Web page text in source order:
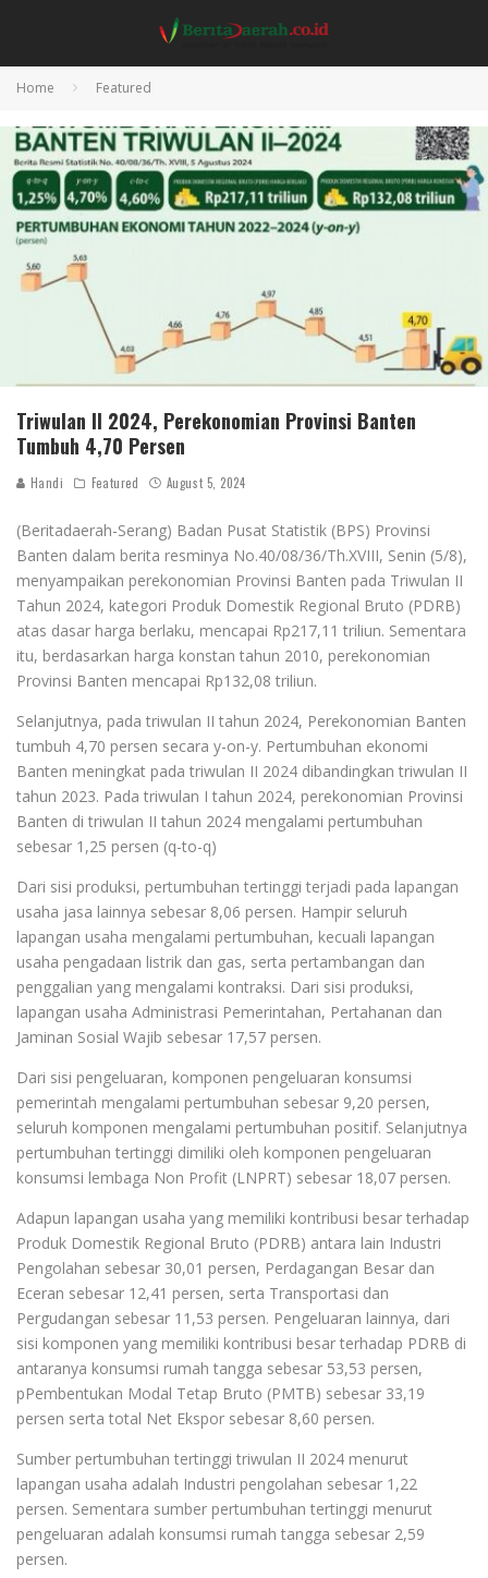
Home Featured
Triwulan II 2024, Perekonomian Provinsi Banten
Tumbuh 4,70 Persen
Handi Featured August 5, 2024
(Beritadaerah-Serang) Badan Pusat Statistik (BPS) Provinsi
Banten dalam berita resminya No.40/08/36/Th.XVIII, Senin (5/8),
menyampaikan perekonomian Provinsi Banten pada Triwulan II
Tahun 2024, kategori Produk Domestik Regional Bruto (PDRB)
atas dasar harga berlaku, mencapai Rp217,11 triliun. Sementara
itu, berdasarkan harga konstan tahun 2010, perekonomian
Provinsi Banten mencapai Rp132,08 triliun.
Selanjutnya, pada triwulan II tahun 2024, Perekonomian Banten
tumbuh 4,70 persen secara y-on-y. Pertumbuhan ekonomi
Banten meningkat pada triwulan II 2024 dibandingkan triwulan II
tahun 2023. Pada triwulan I tahun 2024, perekonomian Provinsi
Banten di triwulan II tahun 2024 mengalami pertumbuhan
sebesar 1,25 persen (q-to-q)
Dari sisi produksi, pertumbuhan tertinggi terjadi pada lapangan
usaha jasa lainnya sebesar 8,06 persen. Hampir seluruh
lapangan usaha mengalami pertumbuhan, kecuali lapangan
usaha pengadaan listrik dan gas, serta pertambangan dan
penggalian yang mengalami kontraksi. Dari sisi produksi,
lapangan usaha Administrasi Pemerintahan, Pertahanan dan
Jaminan Sosial Wajib sebesar 17,57 persen.
Dari sisi pengeluaran, komponen pengeluaran konsumsi
pemerintah mengalami pertumbuhan sebesar 9,20 persen,
seluruh komponen mengalami pertumbuhan positif. Selanjutnya
pertumbuhan tertinggi dimiliki oleh komponen pengeluaran
konsumsi lembaga Non Profit (LNPRT) sebesar 18,07 persen.
Adapun lapangan usaha yang memiliki kontribusi besar terhadap
Produk Domestik Regional Bruto (PDRB) antara lain Industri
Pengolahan sebesar 30,01 persen, Perdagangan Besar dan
Eceran sebesar 12,41 persen, serta Transportasi dan
Pergudangan sebesar 11,53 persen. Pengeluaran lainnya, dari
sisi komponen yang memiliki kontribusi besar terhadap PDRB di
antaranya konsumsi rumah tangga sebesar 53,53 persen,
pPembentukan Modal Tetap Bruto (PMTB) sebesar 33,19
persen serta total Net Ekspor sebesar 8,60 persen.
Sumber pertumbuhan tertinggi triwulan II 2024 menurut
lapangan usaha adalah Industri pengolahan sebesar 1,22
persen. Sementara sumber pertumbuhan tertinggi menurut
pengeluaran adalah konsumsi rumah tangga sebesar 2,59
persen.